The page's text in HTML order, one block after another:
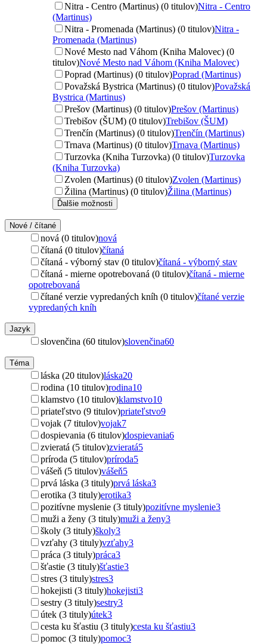
Nitra - Centro (Martinus) (0 titulov)Nitra - Centro
(Martinus)
Nitra - Promenada (Martinus) (0 titulov)Nitra -
Promenada (Martinus)
Nové Mesto nad Váhom (Kniha Malovec) (0
titulov)Nové Mesto nad Váhom (Kniha Malovec)
Poprad (Martinus) (0 titulov)Poprad (Martinus)
Považská Bystrica (Martinus) (0 titulov)Považská
Bystrica (Martinus)
Prešov (Martinus) (0 titulov)Prešov (Martinus)
Trebišov (ŠUM) (0 titulov)Trebišov (ŠUM)
Trenčín (Martinus) (0 titulov)Trenčín (Martinus)
Trnava (Martinus) (0 titulov)Trnava (Martinus)
Turzovka (Kniha Turzovka) (0 titulov)Turzovka
(Kniha Turzovka)
Zvolen (Martinus) (0 titulov)Zvolen (Martinus)
Žilina (Martinus) (0 titulov)Žilina (Martinus)
Ďalšie možnosti
Nové / čítané
nová (0 titulov)nová
čítaná (0 titulov)čítaná
čítaná - výborný stav (0 titulov)čítaná - výborný stav
čítaná - mierne opotrebovaná (0 titulov)čítaná - mierne
opotrebovaná
čítané verzie vypredaných kníh (0 titulov)čítané verzie
vypredaných kníh
Jazyk
slovenčina (60 titulov)slovenčina60
Téma
láska (20 titulov)láska20
rodina (10 titulov)rodina10
klamstvo (10 titulov)klamstvo10
priateľstvo (9 titulov)priateľstvo9
vojak (7 titulov)vojak7
dospievania (6 titulov)dospievania6
zvieratá (5 titulov)zvieratá5
príroda (5 titulov)príroda5
vášeň (5 titulov)vášeň5
prvá láska (3 tituly)prvá láska3
erotika (3 tituly)erotika3
pozitívne myslenie (3 tituly)pozitívne myslenie3
muži a ženy (3 tituly)muži a ženy3
školy (3 tituly)školy3
vzťahy (3 tituly)vzťahy3
práca (3 tituly)práca3
šťastie (3 tituly)šťastie3
stres (3 tituly)stres3
hokejisti (3 tituly)hokejisti3
sestry (3 tituly)sestry3
útek (3 tituly)útek3
cesta ku šťastiu (3 tituly)cesta ku šťastiu3
pomoc (3 tituly)pomoc3